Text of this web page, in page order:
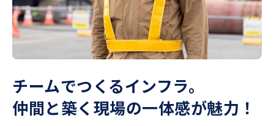
チームでつくるインフラ。
仲間と築く現場の一体感が魅力！